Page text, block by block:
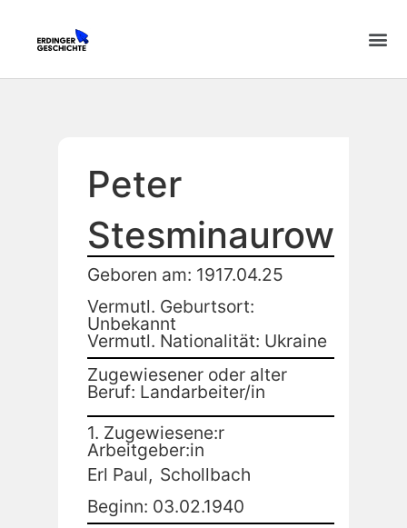
Peter
Stesminaurow
Geboren am: 1917.04.25
Vermutl. Geburtsort:
Unbekannt
Vermutl. Nationalität: Ukraine
Zugewiesener oder alter
Beruf: Landarbeiter/in
1. Zugewiesene:r
Arbeitgeber:in
Erl Paul, Schollbach
Beginn: 03.02.1940